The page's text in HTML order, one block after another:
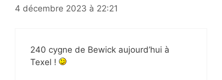
4 décembre 2023 à 22:21
240 cygne de Bewick aujourd’hui à
Texel !